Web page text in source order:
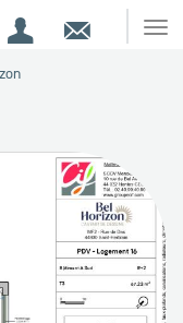
EspaceContact